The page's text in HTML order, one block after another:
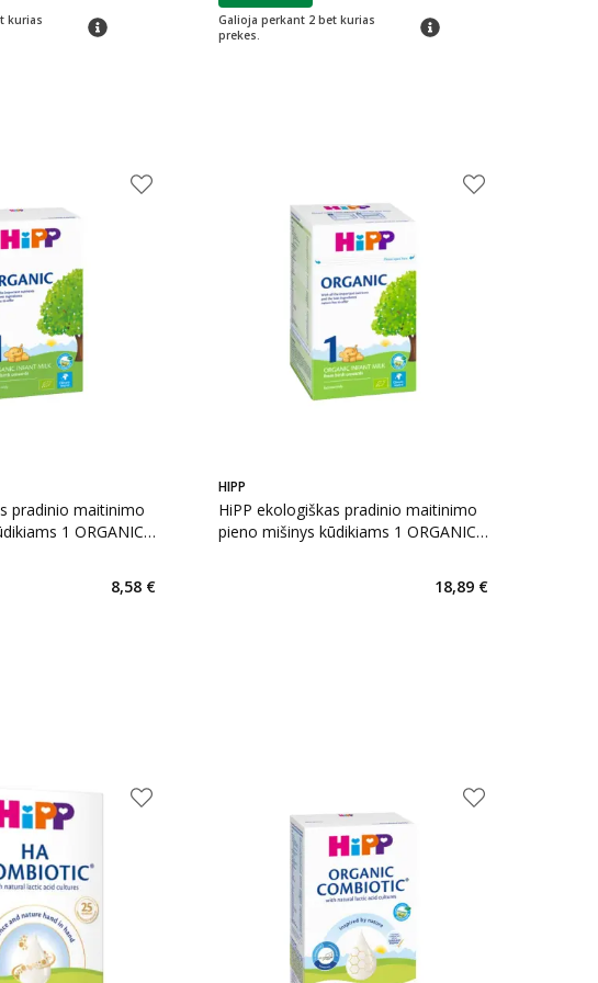
kurias
patarimas
Galioja perkant 2 bet kurias
prekes.
patarimas
pradinio maitinimo
1 ORGANIC,
8,58 €
HIPP
HiPP ekologiškas pradinio maitinimo
pieno mišinys kūdikiams 1 ORGANIC,
18,89 €